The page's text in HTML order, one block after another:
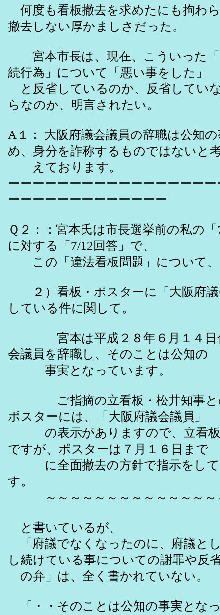
何度も看板撤去を求めたにも拘わ
撤去しない厚かましさだった。
宮本市長は、現在、こういった「
続行為」について「悪い事をした」
と反省しているのか、反省してい
らなのか、明言されたい。
A１： 大阪府議会議員の辞職は公知
め、身分を詐称するものではないと
えております。
ーーーーーーーーーーーーーーーー
ーーーーーーーーーーーーー
Ｑ２：：宮本氏は市長選挙前の私の
に対する「7/12回答」で、
この「違法看板問題」について、
２）看板・ポスターに「大阪府議
している件に関して。
宮本は平成２８年６月１４日
会議員を辞職し、そのことは公知の
事実となっています。
ご指摘の立看板・松井知事と
ポスターには、「大阪府議会議員」
の表示がありますので、立看板
ですが、ポスターは７月１６日まで
に全面撤去の方針で指示をして
す。
～～～～～～～～～～～～～～
と書いているが、
「府議でなくなったのに、府議と
し続けている事についての謝罪や反
の弁」は、全く書かれていない。
「・・そのことは公知の事実とな